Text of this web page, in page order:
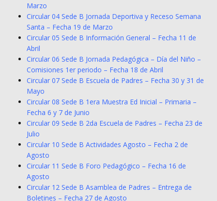
Marzo
Circular 04 Sede B Jornada Deportiva y Receso Semana
Santa – Fecha 19 de Marzo
Circular 05 Sede B Información General – Fecha 11 de
Abril
Circular 06 Sede B Jornada Pedagógica – Día del Niño –
Comisiones 1er periodo – Fecha 18 de Abril
Circular 07 Sede B Escuela de Padres – Fecha 30 y 31 de
Mayo
Circular 08 Sede B 1era Muestra Ed Inicial – Primaria –
Fecha 6 y 7 de Junio
Circular 09 Sede B 2da Escuela de Padres – Fecha 23 de
Julio
Circular 10 Sede B Actividades Agosto – Fecha 2 de
Agosto
Circular 11 Sede B Foro Pedagógico – Fecha 16 de
Agosto
Circular 12 Sede B Asamblea de Padres – Entrega de
Boletines – Fecha 27 de Agosto